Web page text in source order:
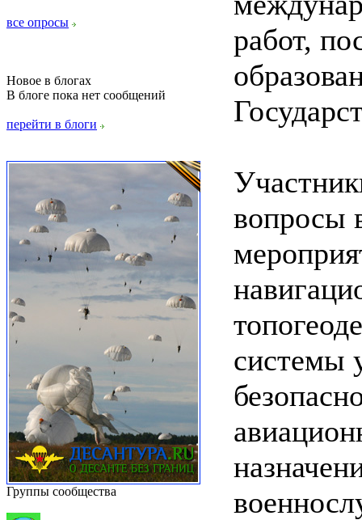
все опросы
Новое в блогах
В блоге пока нет сообщений
перейти в блоги
Группы сообщества
работ,
вопросы
системы